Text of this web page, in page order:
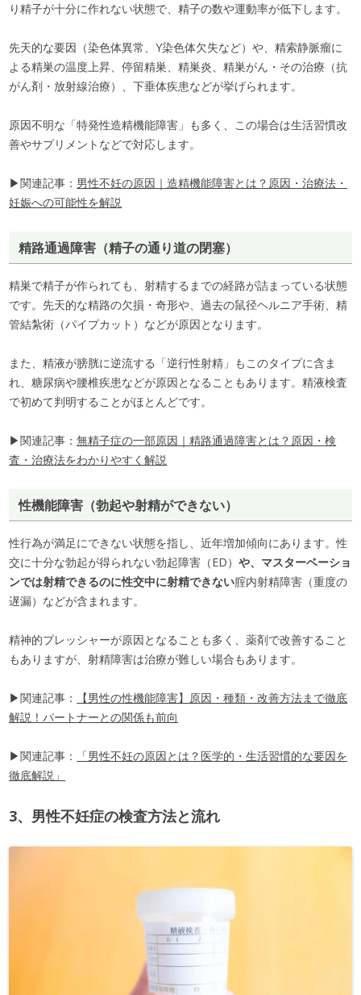
り精子が十分に作れない状態で、精子の数や運動率が低下します。
先天的な要因（染色体異常、Y染色体欠失など）や、精索静脈瘤に
よる精巣の温度上昇、停留精巣、精巣炎、精巣がん・その治療（抗
がん剤・放射線治療）、下垂体疾患などが挙げられます。
原因不明な「特発性造精機能障害」も多く、この場合は生活習慣改
善やサプリメントなどで対応します。
▶関連記事： 男性不妊の原因｜造精機能障害とは？原因・治療法・
妊娠への可能性を解説
精路通過障害（精子の通り道の閉塞）
精巣で精子が作られても、射精するまでの経路が詰まっている状態
です。先天的な精路の欠損・奇形や、過去の鼠径ヘルニア手術、精
管結紮術（パイプカット）などが原因となります。
また、精液が膀胱に逆流する「逆行性射精」もこのタイプに含ま
れ、糖尿病や腰椎疾患などが原因となることもあります。精液検査
で初めて判明することがほとんどです。
▶関連記事：無精子症の一部原因｜精路通過障害とは？原因・検
査・治療法をわかりやすく解説
性機能障害（勃起や射精ができない）
性行為が満足にできない状態を指し、近年増加傾向にあります。性
交に十分な勃起が得られない勃起障害（ED）や、マスターベーショ
ンでは射精できるのに性交中に射精できない腟内射精障害（重度の
遅漏）などが含まれます。
精神的プレッシャーが原因となることも多く、薬剤で改善すること
もありますが、射精障害は治療が難しい場合もあります。
▶関連記事：
【男性の性機能障害】原因・種類・改善方法まで徹底
解説！パートナーとの関係も前向
▶関連記事：
「男性不妊の原因とは？医学的・生活習慣的な要因を
徹底解説」
3、男性不妊症の検査方法と流れ